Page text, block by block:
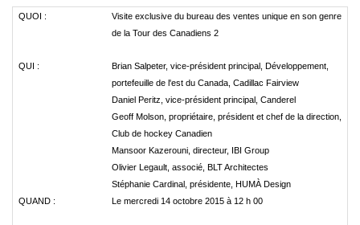
QUOI :
Visite exclusive du bureau des ventes unique en son genre
de la Tour des Canadiens 2
QUI :
Brian Salpeter, vice-président principal, Développement,
portefeuille de l'est du Canada, Cadillac Fairview
Daniel Peritz, vice-président principal, Canderel
Geoff Molson, propriétaire, président et chef de la direction,
Club de hockey Canadien
Mansoor Kazerouni, directeur, IBI Group
Olivier Legault, associé, BLT Architectes
Stéphanie Cardinal, présidente, HUMÀ Design
QUAND :
Le mercredi 14 octobre 2015 à 12 h 00